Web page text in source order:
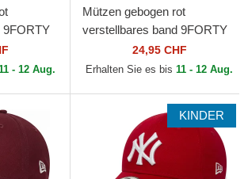
9FORTY
New Era
- 12 Aug.
Mützen gebogen rot
verstellbares band 9FORTY
Flawless der New York
Yankees MLB von New Era
24,95 CHF
Erhalten Sie es bis 11 - 12 Aug.
KINDER